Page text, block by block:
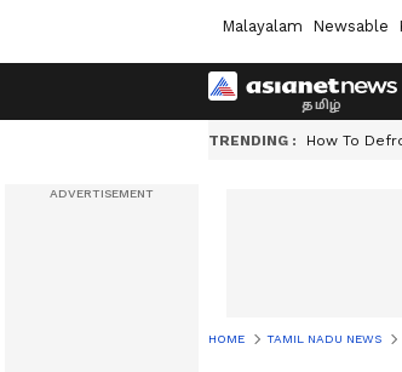
Malayalam Newsable
TRENDING : How To
HOME TAMIL NADU NEWS